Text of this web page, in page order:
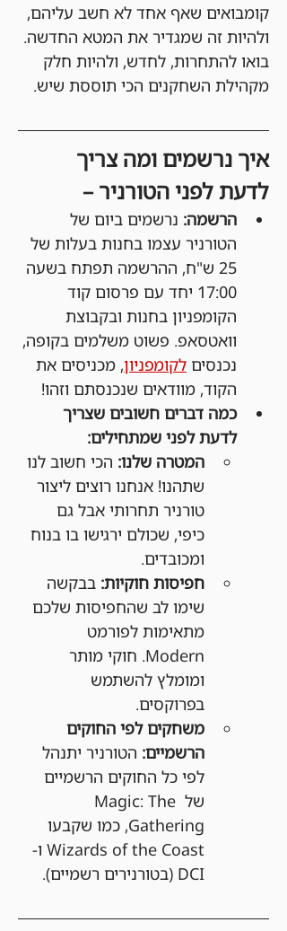
קומבואים שאף אחד לא חשב עליהם,
ולהיות זה שמגדיר את המטא החדשה.
בואו להתחרות, לחדש, ולהיות חלק
מקהילת השחקנים הכי תוססת שיש.
איך נרשמים ומה צריך
לדעת לפני הטורניר –
הרשמה: נרשמים ביום של
הטורניר עצמו בחנות בעלות של
25 ש"ח, ההרשמה תפתח בשעה
17:00 יחד עם פרסום קוד
הקומפניון בחנות ובקבוצת
וואטסאפ. פשוט משלמים בקופה,
נכנסים לקומפניון, מכניסים את
הקוד, מוודאים שנכנסתם וזהו!
כמה דברים חשובים שצריך
לדעת לפני שמתחילים:
המטרה שלנו: הכי חשוב לנו
שתהנו! אנחנו רוצים ליצור
טורניר תחרותי אבל גם
כיפי, שכולם ירגישו בו בנוח
ומכובדים.
חפיסות חוקיות: בבקשה
שימו לב שהחפיסות שלכם
מתאימות לפורמט
Modern. חוקי מותר
ומומלץ להשתמש
בפרוקסים.
משחקים לפי החוקים
הרשמיים: הטורניר יתנהל
לפי כל החוקים הרשמיים
של Magic: The
Gathering, כמו שקבעו
Wizards of the Coast ו-
DCI (בטורנירים רשמיים).